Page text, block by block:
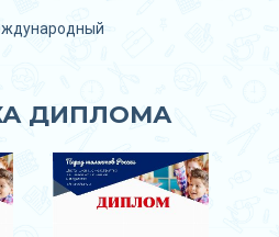
ДИПЛОМА